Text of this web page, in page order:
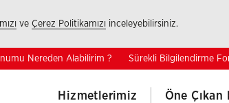
ve Çerez Politikamızı inceleyebilirsiniz.
Nereden Alabilirim ? Sürekli Bilgilendirme
Hizmetlerimiz Öne Çıkan